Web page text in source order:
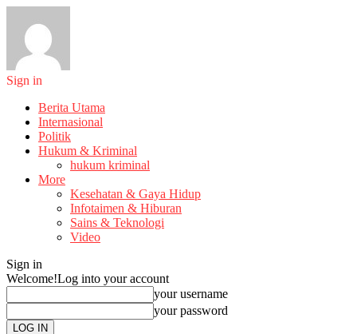
Sign in
Berita Utama
Internasional
Politik
Hukum & Kriminal
hukum kriminal
More
Kesehatan & Gaya Hidup
Infotaimen & Hiburan
Sains & Teknologi
Video
Sign in
Welcome!Log into your account
your username
your password